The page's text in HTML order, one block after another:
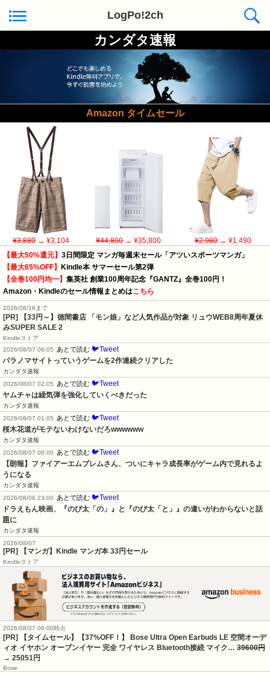
LogPo!2ch
カンダタ速報
Amazon タイムセール
¥3,880→ ¥3,104 ¥44,800→ ¥35,800 ¥2,980→ ¥1,490
【最大50%還元】 3日間限定 マンガ毎週末セール「アツいスポーツマンガ」
【最大65%OFF】 Kindle本 サマーセール第2弾
【全巻100円均一】 集英社 創業100周年記念『GANTZ』全巻100円！
Amazon・Kindleのセール情報まとめはこちら
2026/08/16まで
[PR]
【33円～】徳間書店 「モン娘」など人気作品が対象 リュウWEB8周年夏休
みSUPER SALE 2
Kindleストア
2026/08/07 06:05
あとで読む 🐦Tweet
パラノマサイトっていうゲームを2作連続クリアした
カンダタ速報
2026/08/07 02:05
あとで読む 🐦Tweet
ヤムチャは繰気弾を強化していくべきだった
カンダタ速報
2026/08/07 01:05
あとで読む 🐦Tweet
桜木花道がモテないわけないだろwwwwww
カンダタ速報
2026/08/07 00:00
あとで読む 🐦Tweet
【朗報】ファイアーエムブレムさん、ついにキャラ成長率がゲーム内で見れるよ
うになる
カンダタ速報
2026/08/06 23:00
あとで読む 🐦Tweet
ドラえもん映画、『のび太「の」』と『のび太「と」』の違いがわからないと話
題に
カンダタ速報
2026/08/07
[PR] 【マンガ】Kindle マンガ本 33円セール
Kindleストア
2026/08/07 06:00時点
[PR] 【タイムセール】【37%OFF！】 Bose Ultra Open Earbuds LE 空間オーデ
ィオ イヤホン オープンイヤー 完全 ワイヤレス Bluetooth接続 マイク… 39600円
→ 25051円
Bose